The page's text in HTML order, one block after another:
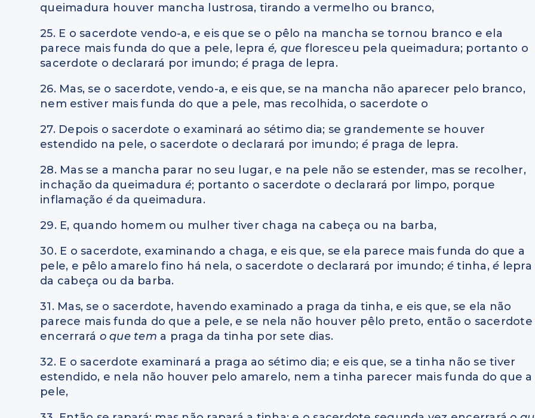
queimadura houver mancha lustrosa, tirando a vermelho ou branco,
25. E o sacerdote vendo-a, e eis que se o pêlo na mancha se tornou branco e ela
parece mais funda do que a pele, lepra é, que floresceu pela queimadura; portanto o
sacerdote o declarará por imundo; é praga de lepra.
26. Mas, se o sacerdote, vendo-a, e eis que, se na mancha não aparecer pelo branco,
nem estiver mais funda do que a pele, mas recolhida, o sacerdote o
27. Depois o sacerdote o examinará ao sétimo dia; se grandemente se houver
estendido na pele, o sacerdote o declarará por imundo; é praga de lepra.
28. Mas se a mancha parar no seu lugar, e na pele não se estender, mas se recolher,
inchação da queimadura é; portanto o sacerdote o declarará por limpo, porque
inflamação é da queimadura.
29. E, quando homem ou mulher tiver chaga na cabeça ou na barba,
30. E o sacerdote, examinando a chaga, e eis que, se ela parece mais funda do que a
pele, e pêlo amarelo fino há nela, o sacerdote o declarará por imundo; étinha,é lepra
da cabeça ou da barba.
31. Mas, se o sacerdote, havendo examinado a praga da tinha, e eis que, se ela não
parece mais funda do que a pele, e se nela não houver pêlo preto, então o sacerdote
encerrará o que tem a praga da tinha por sete dias.
32. E o sacerdote examinará a praga ao sétimo dia; e eis que, se a tinha não se tiver
estendido, e nela não houver pelo amarelo, nem a tinha parecer mais funda do que a
pele,